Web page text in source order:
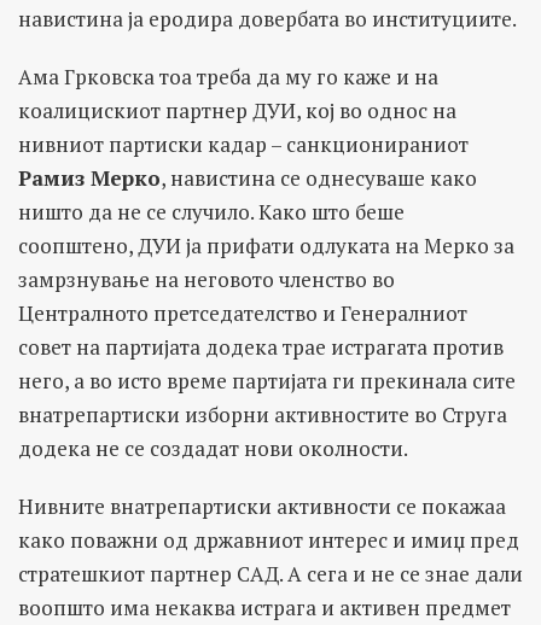
навистина ја еродира довербата во институциите.
Ама Грковска тоа треба да му го каже и на
коалицискиот партнер ДУИ, кој во однос на
нивниот партиски кадар – санкционираниот
Рамиз Мерко, навистина се однесуваше како
ништо да не се случило. Како што беше
соопштено, ДУИ ја прифати одлуката на Мерко за
замрзнување на неговото членство во
Централното претседателство и Генералниот
совет на партијата додека трае истрагата против
него, а во исто време партијата ги прекинала сите
внатрепартиски изборни активностите во Струга
додека не се создадат нови околности.
Нивните внатрепартиски активности се покажаа
како поважни од државниот интерес и имиџ пред
стратешкиот партнер САД. А сега и не се знае дали
воопшто има некаква истрага и активен предмет